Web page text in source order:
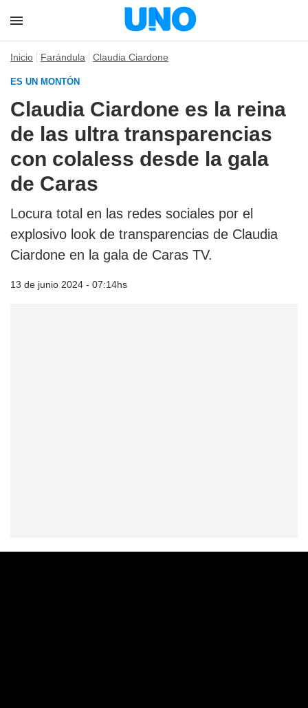
Inicio Farándula Claudia Ciardone
ES UN MONTÓN
Claudia Ciardone es la reina
de las ultra transparencias
con colaless desde la gala
de Caras
Locura total en las redes sociales por el
explosivo look de transparencias de Claudia
Ciardone en la gala de Caras TV.
13 de junio 2024 - 07:14hs